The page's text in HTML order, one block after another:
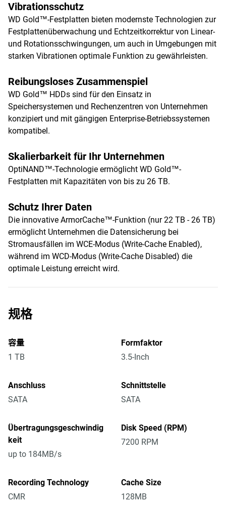
Vibrationsschutz
WD Gold™-Festplatten bieten modernste Technologien zur
Festplattenüberwachung und Echtzeitkorrektur von Linear-
und Rotationsschwingungen, um auch in Umgebungen mit
starken Vibrationen optimale Funktion zu gewährleisten.
Reibungsloses Zusammenspiel
WD Gold™ HDDs sind für den Einsatz in
Speichersystemen und Rechenzentren von Unternehmen
konzipiert und mit gängigen Enterprise-Betriebssystemen
kompatibel.
Skalierbarkeit für Ihr Unternehmen
OptiNAND™-Technologie ermöglicht WD Gold™-
Festplatten mit Kapazitäten von bis zu 26 TB.
Schutz Ihrer Daten
Die innovative ArmorCache™-Funktion (nur 22 TB - 26 TB)
ermöglicht Unternehmen die Datensicherung bei
Stromausfällen im WCE-Modus (Write-Cache Enabled),
während im WCD-Modus (Write-Cache Disabled) die
optimale Leistung erreicht wird.
规格
容量
1 TB
Formfaktor
3.5-Inch
Anschluss
SATA
Schnittstelle
SATA
Übertragungsgeschwindig
keit
up to 184MB/s
Disk Speed (RPM)
7200 RPM
Recording Technology
CMR
Cache Size
128MB